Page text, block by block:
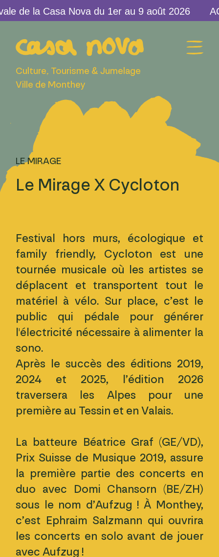
la Casa Nova du 1er au 9 août 2026
Culture, Tourisme & Jumelage
Ville de Monthey
LE MIRAGE
Le Mirage X Cycloton
Festival hors murs, écologique et
family friendly, Cycloton est une
tournée musicale où les artistes se
déplacent et transportent tout le
matériel à vélo. Sur place, c’est le
public qui pédale pour générer
l'électricité nécessaire à alimenter la
sono.
Après le succès des éditions 2019,
2024 et 2025, l’édition 2026
traversera les Alpes pour une
première au Tessin et en Valais.
La batteure Béatrice Graf (GE/VD),
Prix Suisse de Musique 2019, assure
la première partie des concerts en
duo avec Domi Chansorn (BE/ZH)
sous le nom d’Aufzug ! À Monthey,
c’est Ephraim Salzmann qui ouvrira
les concerts en solo avant de jouer
avec Aufzug !